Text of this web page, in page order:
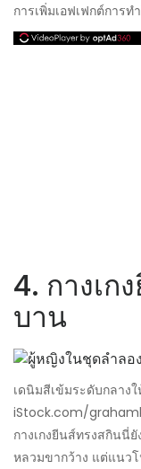
การเพิ่มเอฟเฟกต์การ
4. กางเก
บาน
เดนิมสีเข้มระดับกลาง
iStock.com/
กางเกงยีนส์ทรงสกินนี่
หลวมขากว้าง แต่แนว